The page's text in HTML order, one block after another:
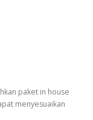
paket in house
menyesuaikan